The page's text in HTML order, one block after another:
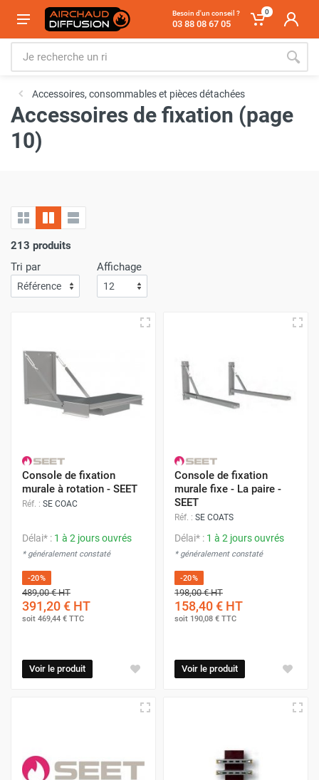
Besoin d'un conseil ?
03 88 08 67 05
0
Accessoires, consommables et pièces détachées
Accessoires de fixation (page
10)
213 produits
Tri par
Affichage
Console de fixation
murale à rotation - SEET
Réf. : SE COAC
Délai* : 1 à 2 jours ouvrés
* généralement constaté
-20%
489,00 €HT
391,20 € HT
soit 469,44 € TTC
Voir le produit
Console de fixation
murale fixe - La paire -
SEET
Réf. : SE COATS
Délai* : 1 à 2 jours ouvrés
* généralement constaté
-20%
198,00 €HT
158,40 € HT
soit 190,08 € TTC
Voir le produit